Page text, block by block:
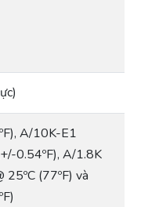
A/10K-E1
0.54ºF), A/1.8K
25ºC (77ºF) và